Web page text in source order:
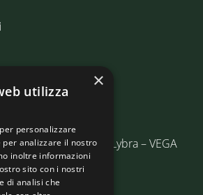
19/C Edificio Lybra – VEGA
×
utilizza
personalizzare
per analizzare il nostro
inoltre informazioni
sito con i nostri
di analisi che